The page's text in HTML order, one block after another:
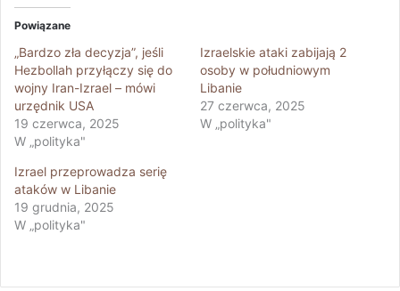
Powiązane
„Bardzo zła decyzja”, jeśli
Hezbollah przyłączy się do
wojny Iran-Izrael – mówi
urzędnik USA
19 czerwca, 2025
W „polityka"
Izraelskie ataki zabijają 2
osoby w południowym
Libanie
27 czerwca, 2025
W „polityka"
Izrael przeprowadza serię
ataków w Libanie
19 grudnia, 2025
W „polityka"